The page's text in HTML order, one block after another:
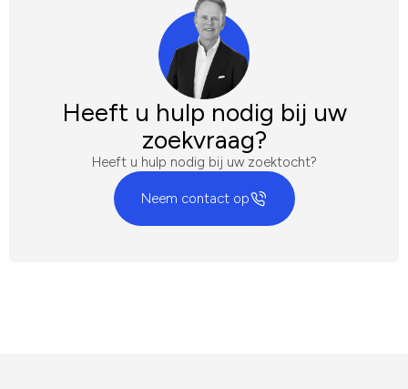
Heeft u hulp nodig bij uw
zoekvraag?
Heeft u hulp nodig bij uw zoektocht?
Neem contact op